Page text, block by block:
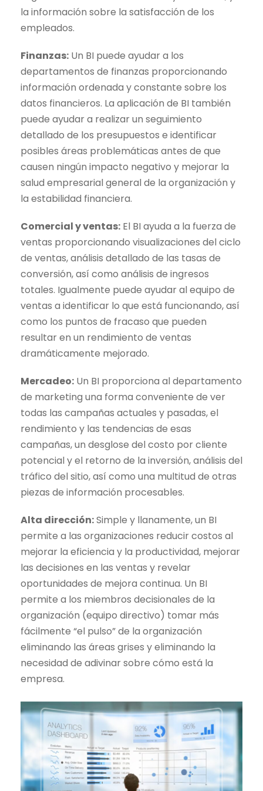
la información sobre la satisfacción de los
empleados.
Finanzas: Un BI puede ayudar a los
departamentos de finanzas proporcionando
información ordenada y constante sobre los
datos financieros. La aplicación de BI también
puede ayudar a realizar un seguimiento
detallado de los presupuestos e identificar
posibles áreas problemáticas antes de que
causen ningún impacto negativo y mejorar la
salud empresarial general de la organización y
la estabilidad financiera.
Comercial y ventas: El BI ayuda a la fuerza de
ventas proporcionando visualizaciones del ciclo
de ventas, análisis detallado de las tasas de
conversión, así como análisis de ingresos
totales. Igualmente puede ayudar al equipo de
ventas a identificar lo que está funcionando, así
como los puntos de fracaso que pueden
resultar en un rendimiento de ventas
dramáticamente mejorado.
Mercadeo: Un BI proporciona al departamento
de marketing una forma conveniente de ver
todas las campañas actuales y pasadas, el
rendimiento y las tendencias de esas
campañas, un desglose del costo por cliente
potencial y el retorno de la inversión, análisis del
tráfico del sitio, así como una multitud de otras
piezas de información procesables.
Alta dirección:Simple y llanamente, un BI
permite a las organizaciones reducir costos al
mejorar la eficiencia y la productividad, mejorar
las decisiones en las ventas y revelar
oportunidades de mejora continua. Un BI
permite a los miembros decisionales de la
organización (equipo directivo) tomar más
fácilmente “el pulso” de la organización
eliminando las áreas grises y eliminando la
necesidad de adivinar sobre cómo está la
empresa.